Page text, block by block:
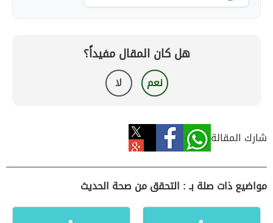
هل كان المقال مفيداً؟
نعم لا
شارك المقالة
مواضيع ذات صلة بـ : التحقق من صحة الحديث